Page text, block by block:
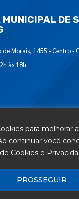
para melhorar
continuar você
Cookies e
PROSSEGUIR
MUNICIPAL DE
de Morais, 1455 - Centro -
às 18h
T.I.